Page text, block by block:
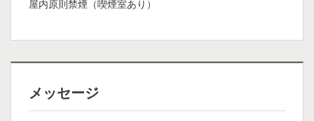
屋内原則禁煙（喫煙室あり）
メッセージ